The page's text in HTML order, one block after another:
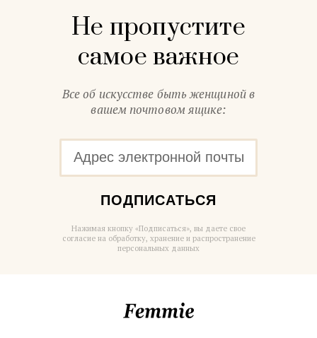
Не пропустите
самое важное
Все об искусстве быть женщиной в
вашем почтовом ящике:
ПОДПИСАТЬСЯ
Нажимая кнопку «Подписаться», вы даете свое
согласие на обработку, хранение и распространение
персональных данных